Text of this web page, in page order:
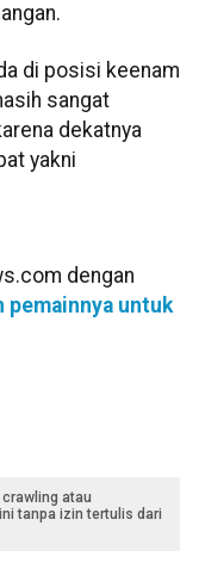
di posisi keenam
sangat
dekatnya
yakni
dengan
pemainnya untuk
atau
tanpa izin tertulis dari